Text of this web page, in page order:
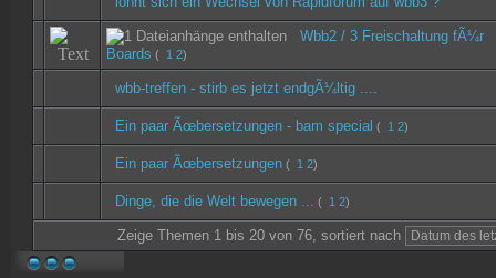
Wbb2 / 3 Freischaltung fÃ¼r
Boards ( 1 2)
wbb-treffen - stirb es jetzt endgÃ¼ltig ....
Ein paar Ãœbersetzungen - bam special ( 1 2)
Ein paar Ãœbersetzungen ( 1 2)
Dinge, die die Welt bewegen ... ( 1 2)
Zeige Themen 1 bis 20 von 76, sortiert nach